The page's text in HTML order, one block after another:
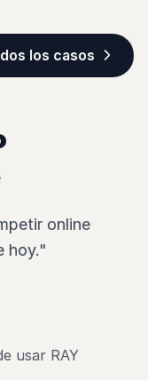
los casos
online
hoy."
usar RAY